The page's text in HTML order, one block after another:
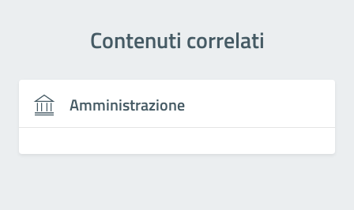
Contenuti correlati
Amministrazione